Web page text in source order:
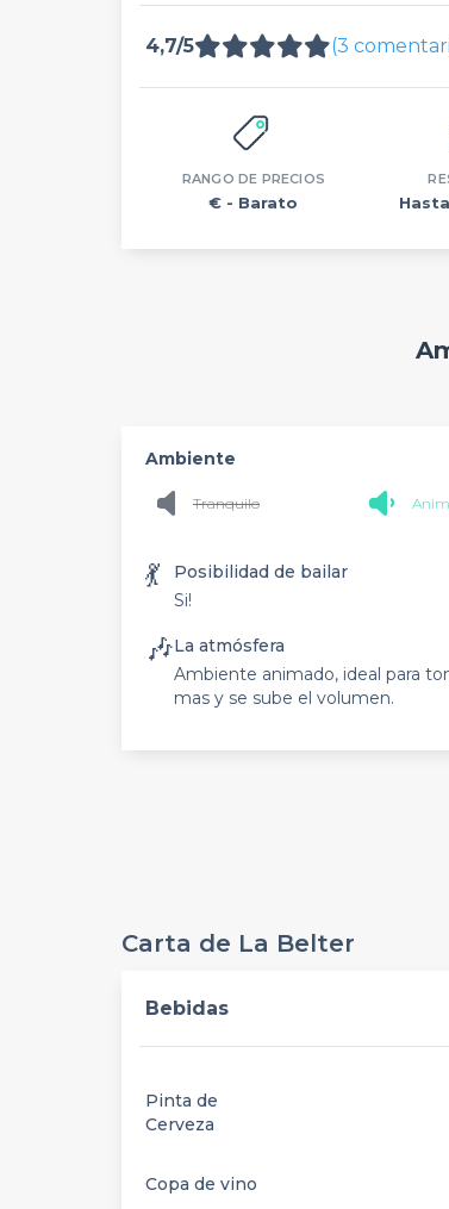
4,7/5 (3
RANGO DE PRECIOS
€ - Barato
Ambiente
Tranquilo
💃
Posibilidad de bailar
Si!
🎶La atmósfera
Ambiente animado, ideal para
mas y se sube el volumen.
Carta de La Belter
Bebidas
Pinta de
Cerveza
Copa de vino